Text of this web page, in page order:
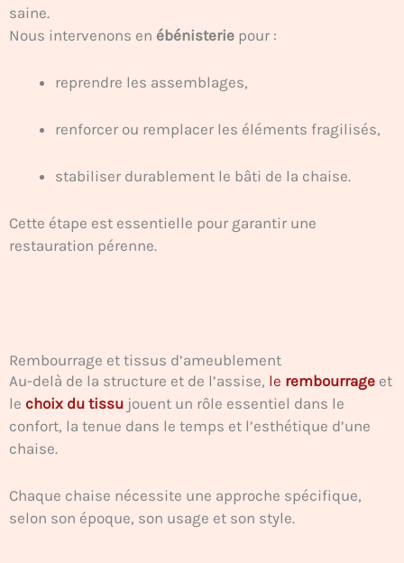
saine.
Nous intervenons en ébénisterie pour :
reprendre les assemblages,
renforcer ou remplacer les éléments fragilisés,
stabiliser durablement le bâti de la chaise.
Cette étape est essentielle pour garantir une
restauration pérenne.
Rembourrage et tissus d’ameublement
Au-delà de la structure et de l’assise, le rembourrage et
le choix du tissu jouent un rôle essentiel dans le
confort, la tenue dans le temps et l’esthétique d’une
chaise.
Chaque chaise nécessite une approche spécifique,
selon son époque, son usage et son style.